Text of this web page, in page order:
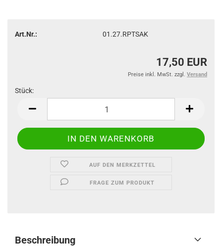
Art.Nr.: 01.27.RPTSAK
17,50 EUR
Preise inkl. MwSt. zzgl. Versand
Stück:
AUF DEN MERKZETTEL
FRAGE ZUM PRODUKT
Beschreibung